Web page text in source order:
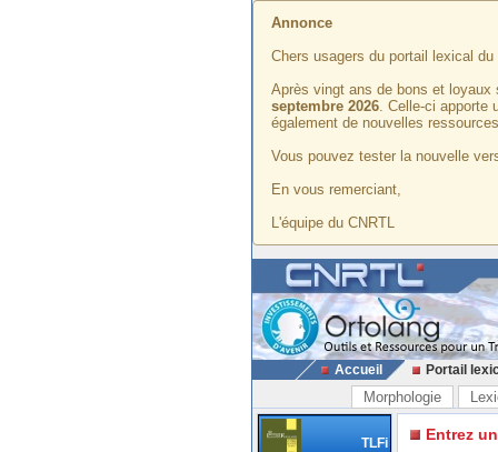
Annonce
Chers usagers du portail lexical du
Après vingt ans de bons et
septembre 2026. Celle-ci apporte
également de nouvelles
Vous pouvez tester la nouvelle
En vous remerciant,
L'équipe du CNRTL
Accueil Portail
Morphologie
TLFi Entrez